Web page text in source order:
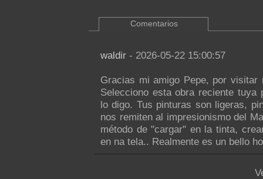
Comentarios
waldir - 2026-05-22 15:00:57
Gracias mi amigo Pepe, por
Selecciono esta obra reciente tuya
lo digo. Tus pinturas son ligeras,
nos remiten al impresionismo del
método de "cargar" en la tinta,
en na tela.. Realmente es un bello